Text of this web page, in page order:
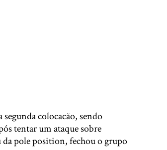
colocacão, sendo
tentar um ataque sobre
pole position, fechou o grupo